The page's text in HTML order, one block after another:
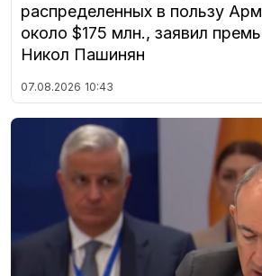
распределенных в пользу
около $175 млн., заявил
Никол Пашинян
07.08.2026 10:43